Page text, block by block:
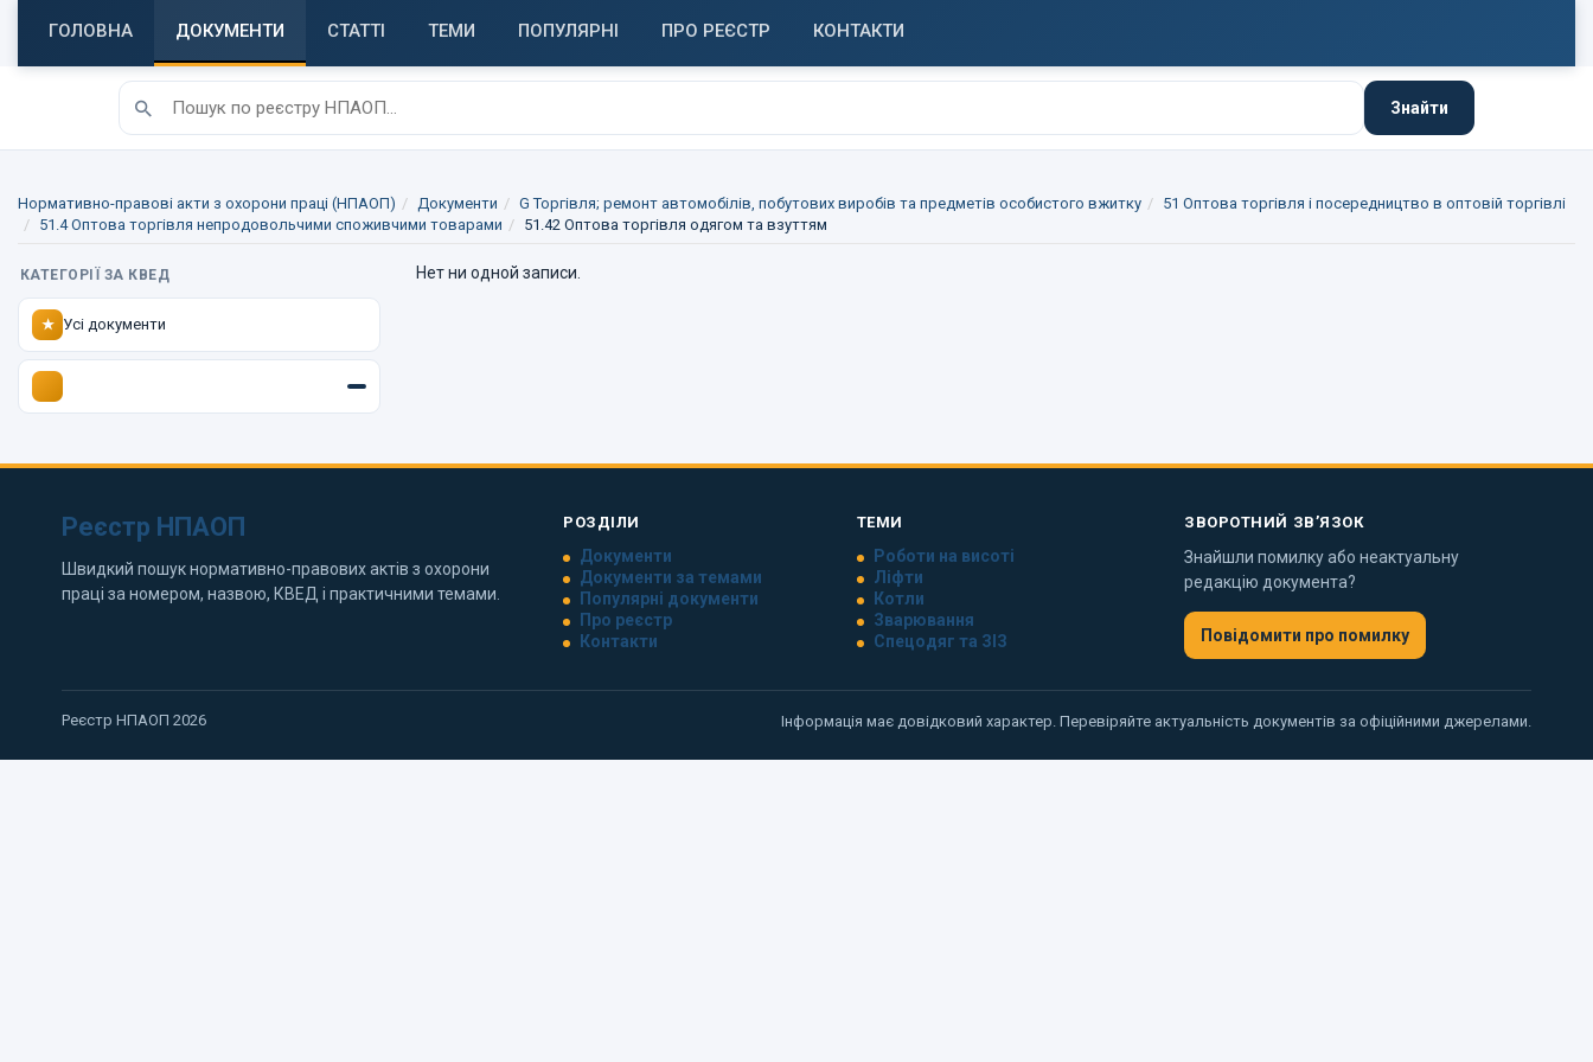
ГОЛОВНА ДОКУМЕНТИ СТАТТІ ТЕМИ ПОПУЛЯРНІ ПРО РЕЄСТР КОНТАКТИ
Знайти
Нормативно-правові акти з охорони праці (НПАОП) Документи G Торгівля; ремонт автомобілів, побутових виробів та предметів особистого вжитку
51 Оптова торгівля і посередництво в оптовій торгівлі
51.4 Оптова торгівля непродовольчими споживчими товарами
51.42 Оптова торгівля одягом та взуттям
КАТЕГОРІЇ ЗА КВЕД
★ Усі документи
Нет ни одной записи.
Реєстр НПАОП
Швидкий пошук нормативно-правових актів з охорони
праці за номером, назвою, КВЕД і практичними темами.
РОЗДІЛИ
Документи
Документи за темами
Популярні документи
Про реєстр
Контакти
ТЕМИ
Роботи на висоті
Ліфти
Котли
Зварювання
Спецодяг та ЗІЗ
ЗВОРОТНИЙ ЗВ’ЯЗОК
Знайшли помилку або неактуальну
редакцію документа?
Повідомити про помилку
Реєстр НПАОП 2026 Інформація має довідковий характер. Перевіряйте актуальність документів за офіційними джерелами.